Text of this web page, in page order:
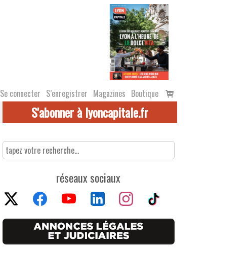
Se connecter S’enregistrer Magazines Boutique
Voir
le
S'abonner à lyoncapitale.fr
réseaux sociaux